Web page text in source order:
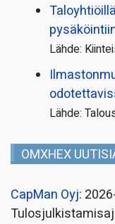
Lähde:
Lähde:
OMXHEX
CapMan Oyj: